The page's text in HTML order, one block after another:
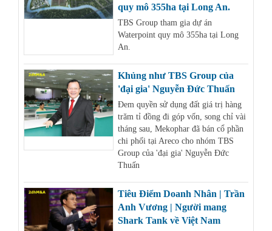
quy mô 355ha tại Long An.
TBS Group tham gia dự án
Waterpoint quy mô 355ha tại Long
An.
Khủng như TBS Group của
'đại gia' Nguyễn Đức Thuấn
Đem quyền sử dụng đất giá trị hàng
trăm tỉ đồng đi góp vốn, song chỉ vài
tháng sau, Mekophar đã bán cổ phần
chi phối tại Areco cho nhóm TBS
Group của 'đại gia' Nguyễn Đức
Thuấn
Tiêu Điểm Doanh Nhân | Trần
Anh Vương | Người mang
Shark Tank về Việt Nam